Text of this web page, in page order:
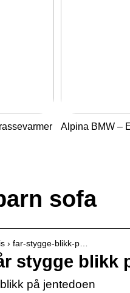
Alpina BMW –
sofa
› far-stygge-blikk-p…
stygge blikk
på jentedoen